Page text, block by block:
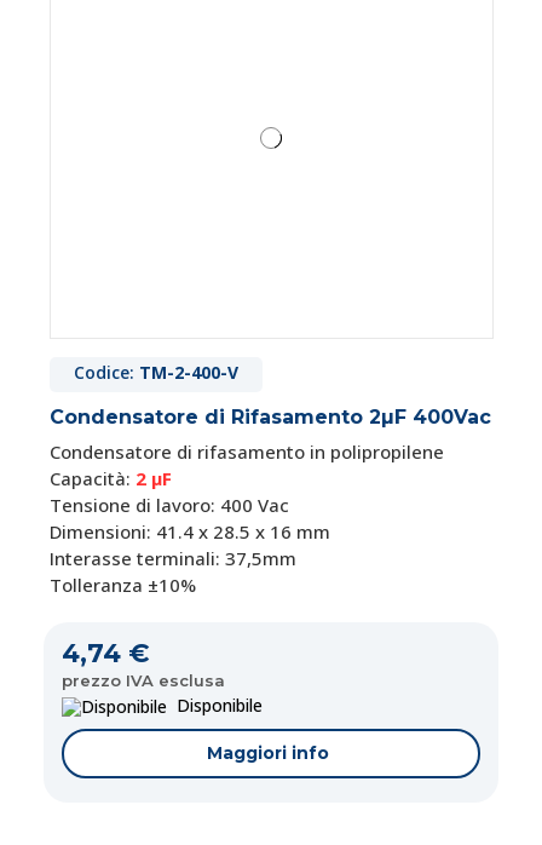
Codice: TM-2-400-V
Condensatore di Rifasamento 2µF 400Vac
Condensatore di rifasamento in polipropilene
Capacità: 2 µF
Tensione di lavoro: 400 Vac
Dimensioni: 41.4 x 28.5 x 16 mm
Interasse terminali: 37,5mm
Tolleranza ±10%
4,74 €
prezzo IVA esclusa
Disponibile
Maggiori info